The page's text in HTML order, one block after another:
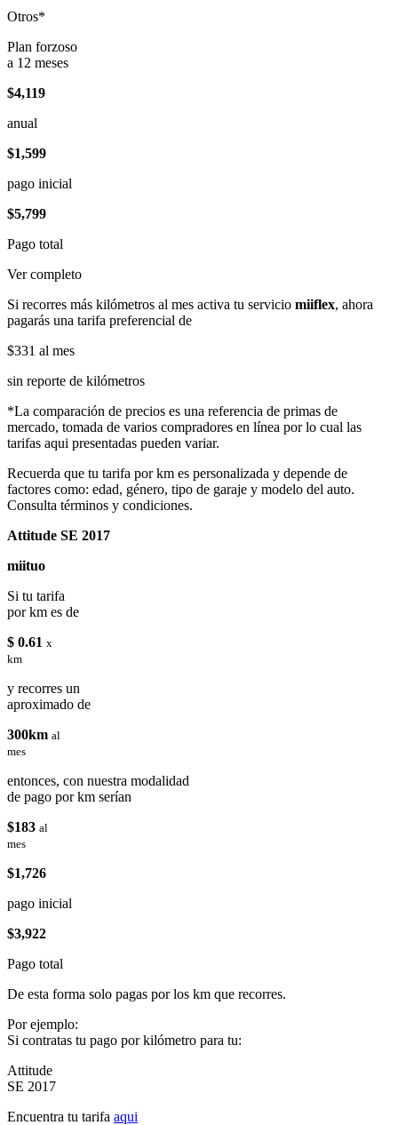
Otros*
Plan forzoso
a 12 meses
$4,119
anual
$1,599
pago inicial
$5,799
Pago total
Ver completo
Si recorres más kilómetros al mes activa tu servicio miiflex, ahora
pagarás una tarifa preferencial de
$331 al mes
sin reporte de kilómetros
*La comparación de precios es una referencia de primas de
mercado, tomada de varios compradores en línea por lo cual las
tarifas aqui presentadas pueden variar.
Recuerda que tu tarifa por km es personalizada y depende de
factores como: edad, género, tipo de garaje y modelo del auto.
Consulta términos y condiciones.
Attitude SE 2017
miituo
Si tu tarifa
por km es de
$ 0.61 x
km
y recorres un
aproximado de
300km al
mes
entonces, con nuestra modalidad
de pago por km serían
$183 al
mes
$1,726
pago inicial
$3,922
Pago total
De esta forma solo pagas por los km que recorres.
Por ejemplo:
Si contratas tu pago por kilómetro para tu:
Attitude
SE 2017
Encuentra tu tarifa aqui